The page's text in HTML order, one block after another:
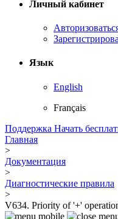
Личный кабинет
Язык
English
Français
Поддержка Начать
Главная
>
Документация
>
Диагностические правила
>
V634. Priority of '+'